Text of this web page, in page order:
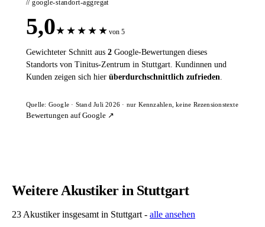
// google-standort-aggregat
5,0★ ★ ★ ★ ★ von 5
Gewichteter Schnitt aus 2 Google-Bewertungen dieses
Standorts von Tinitus-Zentrum in Stuttgart. Kundinnen und
Kunden zeigen sich hier überdurchschnittlich zufrieden.
Quelle: Google · Stand Juli 2026 · nur Kennzahlen, keine Rezensionstexte
Bewertungen auf Google ↗
Weitere Akustiker in Stuttgart
23 Akustiker insgesamt in Stuttgart - alle ansehen